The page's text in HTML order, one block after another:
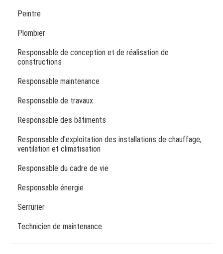
Peintre
Plombier
Responsable de conception et de réalisation de
constructions
Responsable maintenance
Responsable de travaux
Responsable des bâtiments
Responsable d'exploitation des installations de chauffage,
ventilation et climatisation
Responsable du cadre de vie
Responsable énergie
Serrurier
Technicien de maintenance